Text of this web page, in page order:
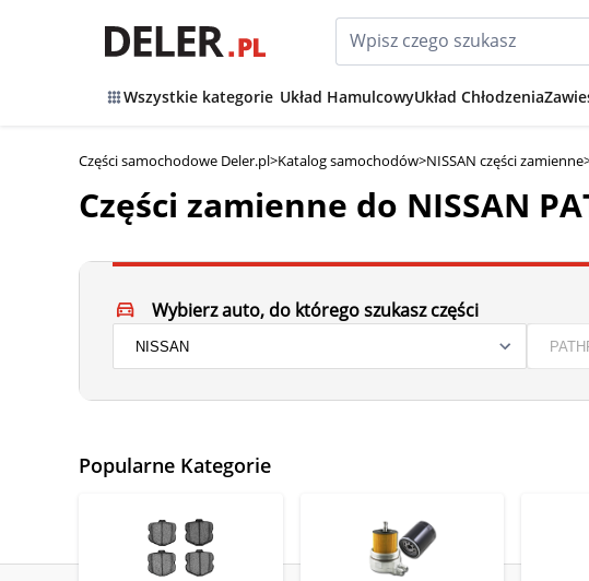
Wszystkie kategorie Układ HamulcowyUkład Chłodzenia
Części samochodowe Deler.pl>Katalog samochodów>NISSAN części zamienne
Części zamienne do NISSAN
Wybierz auto, do którego szukasz części
Popularne Kategorie